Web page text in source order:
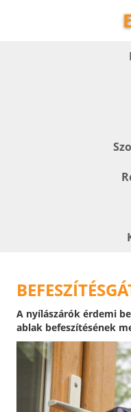
A nyílászárók érdemi
ablak befeszítésének